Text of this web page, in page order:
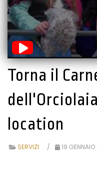
Torna il
location
SERVIZI 19